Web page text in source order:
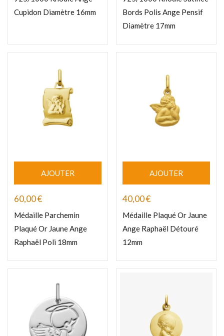
Cupidon Diamètre 16mm
Bords Polis Ange Pensif
Diamètre 17mm
AJOUTER
60,00€
Médaille Parchemin
Plaqué Or Jaune Ange
Raphaël Poli 18mm
AJOUTER
40,00€
Médaille Plaqué Or Jaune
Ange Raphaël Détouré
12mm